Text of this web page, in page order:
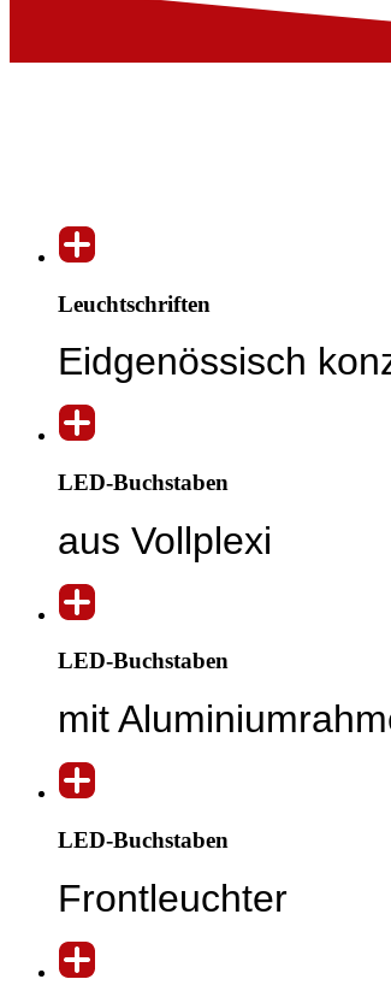
Leuchtschriften
Eidgenössisch
LED-Buchstaben
aus Vollplexi
LED-Buchstaben
mit
LED-Buchstaben
Frontleuchter